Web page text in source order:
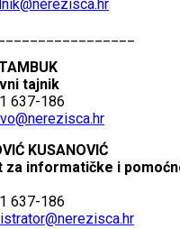
tajnik
637-186
KUSANOVIĆ
informatičke i
637-186